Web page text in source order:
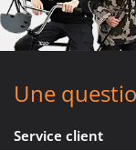
Une
Service client